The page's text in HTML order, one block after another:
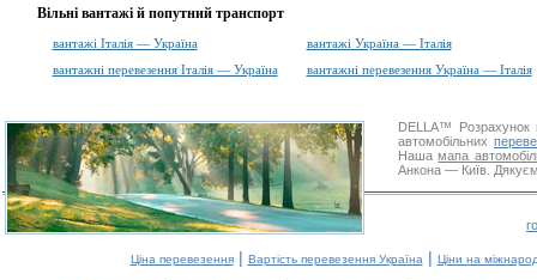
Вільні вантажі й попутний транспорт
вантажі Італія — Україна
вантажі Україна — Італія
вантажні перевезення Італія — Україна
вантажні перевезення Україна — Італія
DELLA™
Розрахунок
автомобільних
Нашамапа
Анкона — Київ.
Ціна перевезення| Вартість перевезення Україна | Ціни на